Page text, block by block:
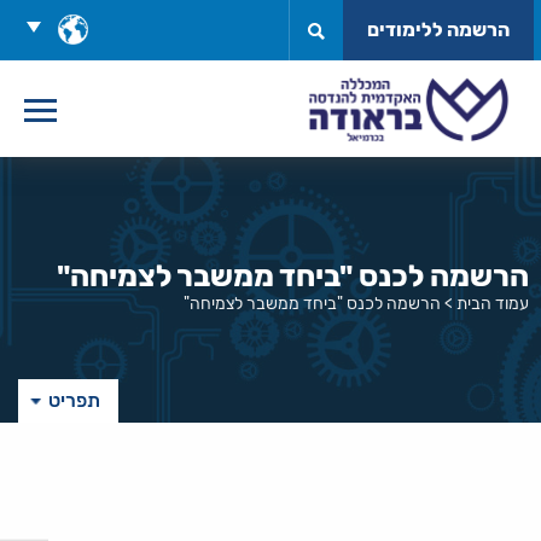
לתוכן
בחר
שפה
הרשמה ללימודים
הרשמה לכנס "ביחד ממשבר לצמיחה"
עמוד הבית > הרשמה לכנס "ביחד ממשבר לצמיחה"
תפריט